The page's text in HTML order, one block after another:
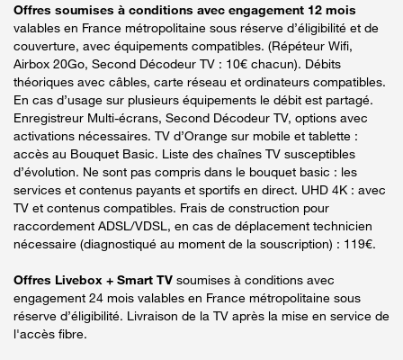
Offres soumises à conditions avec engagement 12 mois
valables en France métropolitaine sous réserve d’éligibilité et de
couverture, avec équipements compatibles. (Répéteur Wifi,
Airbox 20Go, Second Décodeur TV : 10€ chacun). Débits
théoriques avec câbles, carte réseau et ordinateurs compatibles.
En cas d’usage sur plusieurs équipements le débit est partagé.
Enregistreur Multi-écrans, Second Décodeur TV, options avec
activations nécessaires. TV d’Orange sur mobile et tablette :
accès au Bouquet Basic. Liste des chaînes TV susceptibles
d’évolution. Ne sont pas compris dans le bouquet basic : les
services et contenus payants et sportifs en direct. UHD 4K : avec
TV et contenus compatibles. Frais de construction pour
raccordement ADSL/VDSL, en cas de déplacement technicien
nécessaire (diagnostiqué au moment de la souscription) : 119€.
Offres Livebox + Smart TV soumises à conditions avec
engagement 24 mois valables en France métropolitaine sous
réserve d’éligibilité. Livraison de la TV après la mise en service de
l'accès fibre.